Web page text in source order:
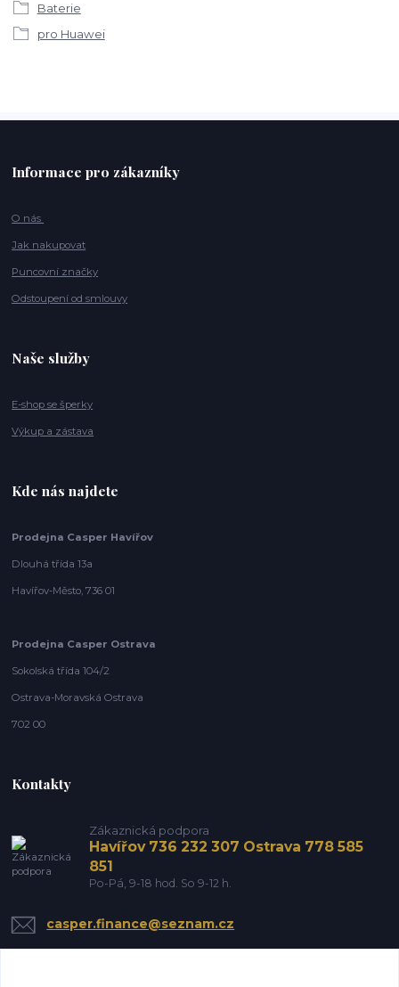
Baterie
pro Huawei
Informace pro zákazníky
O nás
Jak nakupovat
Puncovní značky
Odstoupení od smlouvy
Naše služby
E-shop se šperky
Výkup a zástava
Kde nás najdete
Prodejna Casper Havířov
Dlouhá třída 13a
Havířov-Město, 736 01
Prodejna Casper Ostrava
Sokolská třída 104/2
Ostrava-Moravská Ostrava
702 00
Kontakty
Zákaznická podpora
Havířov 736 232 307 Ostrava 778 585
851
Po-Pá, 9-18 hod. So 9-12 h.
casper.finance@seznam.cz